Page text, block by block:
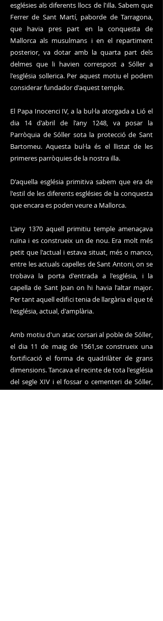
esglésies als diferents llocs de l'illa. Sabem que
Ferrer de Sant Martí, paborde de Tarragona,
que havia pres part en la conquesta de
Mallorca als musulmans i en el repartiment
posterior, va dotar amb la quarta part dels
delmes que li havien correspost a Sóller a
l'església sollerica. Per aquest motiu el podem
considerar fundador d'aquest temple.
El Papa Inocenci IV, a la bul·la atorgada a Lió el
dia 14 d'abril de l'any 1248, va posar la
Parròquia de Sóller sota la protecció de Sant
Bartomeu. Aquesta bul·la és el llistat de les
primeres parròquies de la nostra illa.
D'aquella església primitiva sabem que era de
l'estil de les diferents esglésies de la conquesta
que encara es poden veure a Mallorca.
L'any 1370 aquell primitiu temple amenaçava
ruïna i es construeix un de nou. Era molt més
petit que l'actual i estava situat, més o manco,
entre les actuals capelles de Sant Antoni, on se
trobava la porta d'entrada a l'església, i la
capella de Sant Joan on hi havia l'altar major.
Per tant aquell edifici tenia de llargària el que té
l'església, actual, d'amplària.
Amb motiu d'un atac corsari al poble de Sóller,
el dia 11 de maig de 1561,se construeix una
fortificació el forma de quadrilàter de grans
dimensions. Tancava el recinte de tota l'església
del segle XIV i el fossar o cementeri de Sóller,